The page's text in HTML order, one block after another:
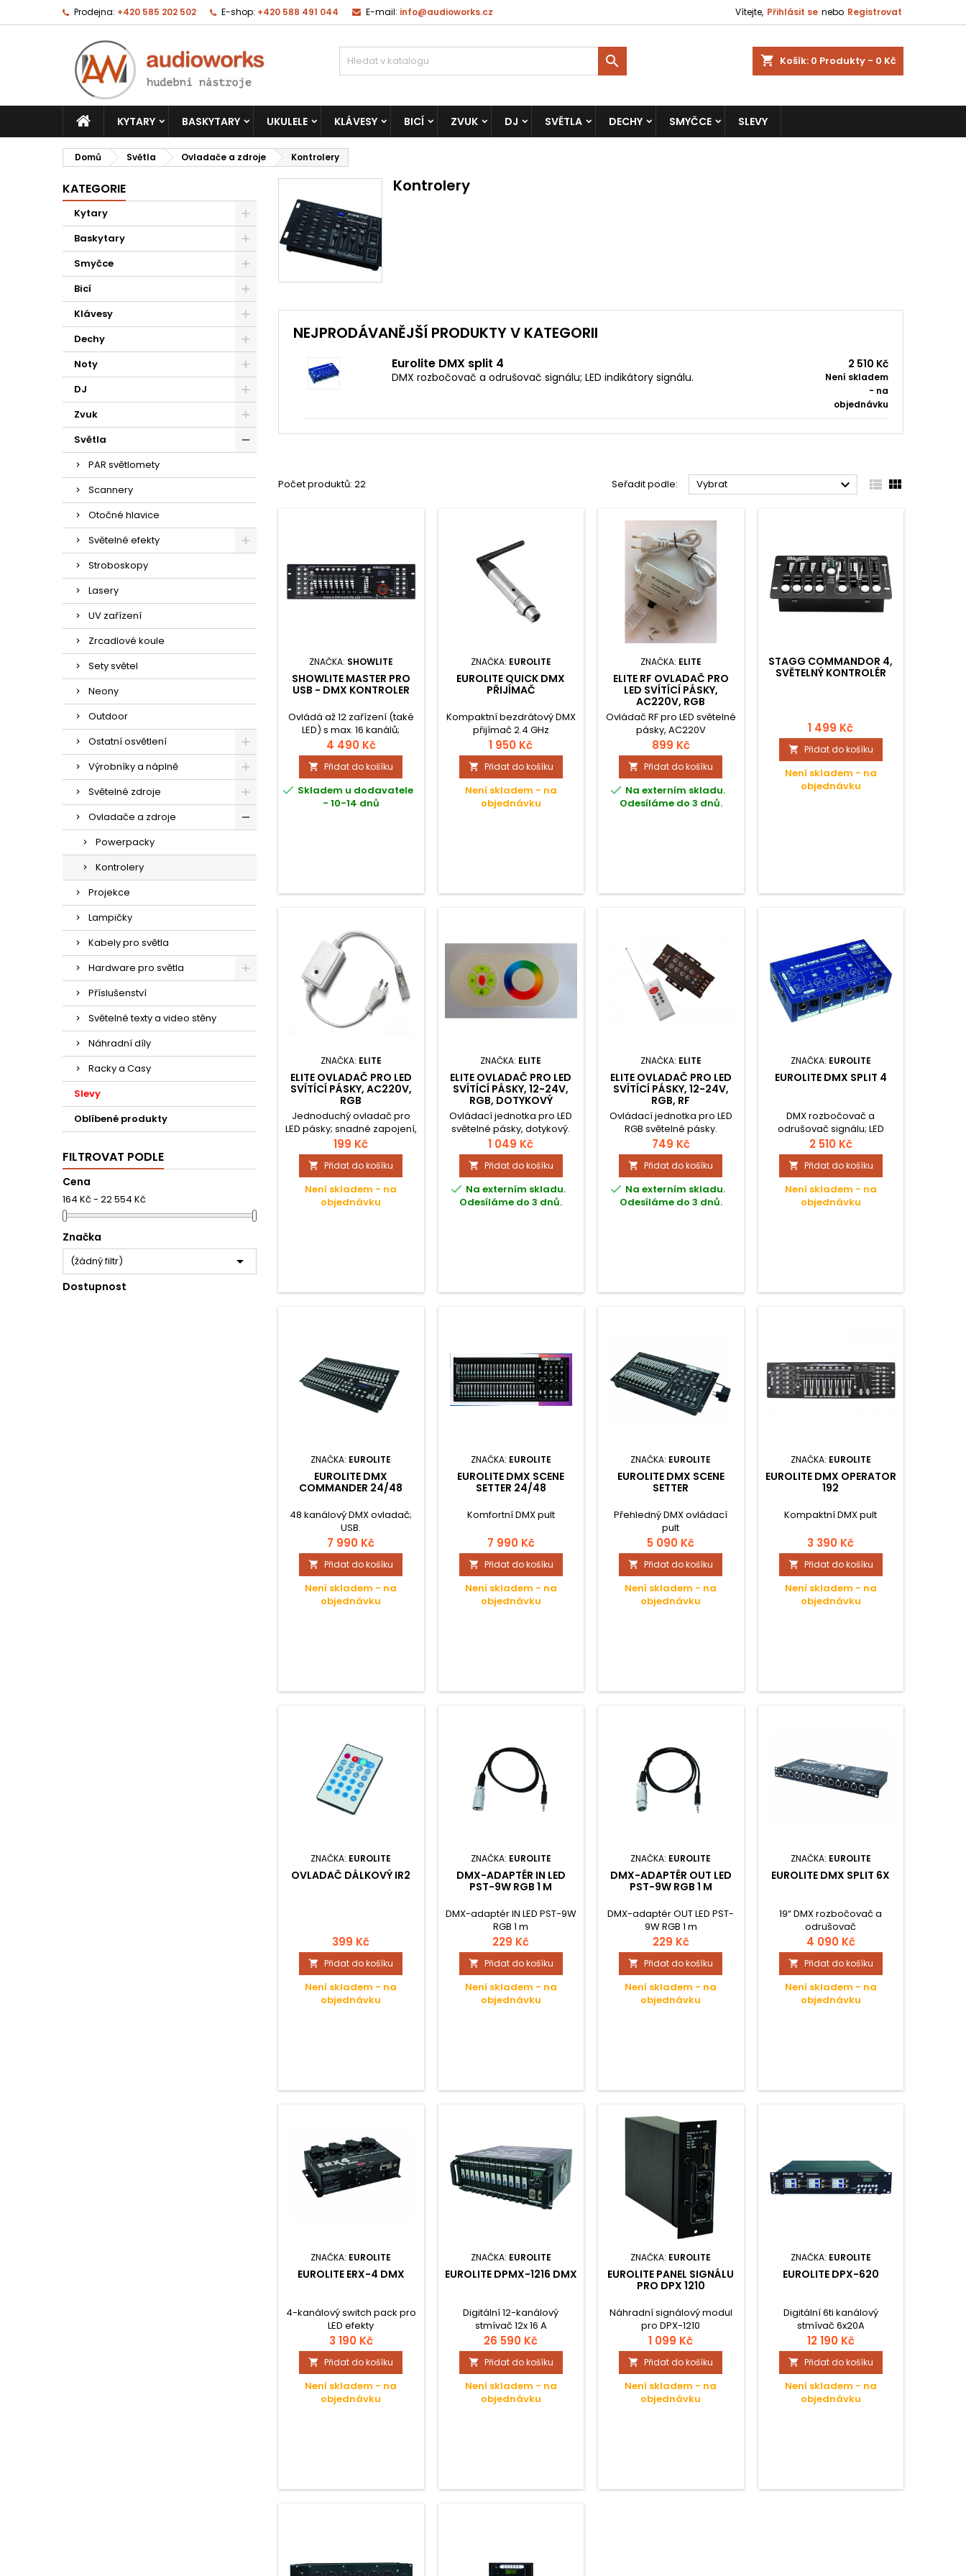
Prodejna: +420 585 202 502 E-shop: +420 588 491 044 E-mail: info@audioworks.cz Vítejte, Přihlásit se nebo Registrovat
shopping_cart Košík: 0 Produkty - 0 Kč

KYTARY BASKYTARY UKULELE KLÁVESY BICÍ ZVUK DJ SVĚTLA DECHY SMYČCE SLEVY
Domů Světla Ovladače a zdroje Kontrolery
KATEGORIE
Kytary
Baskytary
Smyčce
Bicí
Klávesy
Dechy
Noty
DJ
Zvuk
Světla
PAR světlomety
Scannery
Otočné hlavice
Světelné efekty
Stroboskopy
Lasery
UV zařízení
Zrcadlové koule
Sety světel
Neony
Outdoor
Ostatní osvětlení
Výrobníky a náplně
Světelné zdroje
Ovladače a zdroje
Powerpacky
Kontrolery
Projekce
Lampičky
Kabely pro světla
Hardware pro světla
Příslušenství
Světelné texty a video stěny
Náhradní díly
Racky a Casy
Slevy
Oblíbené produkty
FILTROVAT PODLE
Cena
164 Kč - 22 554 Kč
Značka
(žádný filtr) 
Dostupnost
Kontrolery
NEJPRODÁVANĚJŠÍ PRODUKTY V KATEGORII
Eurolite DMX split 4
DMX rozbočovač a odrušovač signálu; LED indikátory signálu.
2 510 Kč
Není skladem
- na
objednávku
Počet produktů: 22 Seřadit podle: Vybrat   
ZNAČKA: SHOWLITE
SHOWLITE MASTER PRO
USB - DMX KONTROLER
Ovládá až 12 zařízení (také
LED) s max. 16 kanálů;
Maximálně 240 scén a 6
chaserů; USB port pro
ukládání dat; Joystick pro
ovládání zařízení (tilt / pan);
Integrované ovládání
mlhového stroje
4 490 Kč
 Přidat do košíku
 Skladem u dodavatele
- 10-14 dnů
ZNAČKA: EUROLITE
EUROLITE QUICK DMX
PŘIJÍMAČ
Kompaktní bezdrátový DMX
přijímač 2.4 GHz
1 950 Kč
 Přidat do košíku
Není skladem - na
objednávku
ZNAČKA: ELITE
ELITE RF OVLADAČ PRO
LED SVÍTÍCÍ PÁSKY,
AC220V, RGB
Ovládač RF pro LED světelné
pásky, AC220V
899 Kč
 Přidat do košíku
 Na externím skladu.
Odesíláme do 3 dnů.
STAGG COMMANDOR 4,
SVĚTELNÝ KONTROLÉR
1 499 Kč
 Přidat do košíku
Není skladem - na
objednávku
ZNAČKA: ELITE
ELITE OVLADAČ PRO LED
SVÍTÍCÍ PÁSKY, AC220V,
RGB
Jednoduchý ovladač pro
LED pásky; snadné zapojení,
vestavěné programy.
199 Kč
 Přidat do košíku
Není skladem - na
objednávku
ZNAČKA: ELITE
ELITE OVLADAČ PRO LED
SVÍTÍCÍ PÁSKY, 12-24V,
RGB, DOTYKOVÝ
Ovládací jednotka pro LED
světelné pásky, dotykový.
1 049 Kč
 Přidat do košíku
 Na externím skladu.
Odesíláme do 3 dnů.
ZNAČKA: ELITE
ELITE OVLADAČ PRO LED
SVÍTÍCÍ PÁSKY, 12-24V,
RGB, RF
Ovládací jednotka pro LED
RGB světelné pásky.
749 Kč
 Přidat do košíku
 Na externím skladu.
Odesíláme do 3 dnů.
ZNAČKA: EUROLITE
EUROLITE DMX SPLIT 4
DMX rozbočovač a
odrušovač signálu; LED
indikátory signálu.
2 510 Kč
 Přidat do košíku
Není skladem - na
objednávku
ZNAČKA: EUROLITE
EUROLITE DMX
COMMANDER 24/48
48 kanálový DMX ovladač;
USB.
7 990 Kč
 Přidat do košíku
Není skladem - na
objednávku
ZNAČKA: EUROLITE
EUROLITE DMX SCENE
SETTER 24/48
Komfortní DMX pult
7 990 Kč
 Přidat do košíku
Není skladem - na
objednávku
ZNAČKA: EUROLITE
EUROLITE DMX SCENE
SETTER
Přehledný DMX ovládací
pult
5 090 Kč
 Přidat do košíku
Není skladem - na
objednávku
ZNAČKA: EUROLITE
EUROLITE DMX OPERATOR
192
Kompaktní DMX pult
3 390 Kč
 Přidat do košíku
Není skladem - na
objednávku
ZNAČKA: EUROLITE
OVLADAČ DÁLKOVÝ IR2
399 Kč
 Přidat do košíku
Není skladem - na
objednávku
ZNAČKA: EUROLITE
DMX-ADAPTÉR IN LED
PST-9W RGB 1 M
DMX-adaptér IN LED PST-9W
RGB 1 m
229 Kč
 Přidat do košíku
Není skladem - na
objednávku
ZNAČKA: EUROLITE
DMX-ADAPTÉR OUT LED
PST-9W RGB 1 M
DMX-adaptér OUT LED PST-
9W RGB 1 m
229 Kč
 Přidat do košíku
Není skladem - na
objednávku
ZNAČKA: EUROLITE
EUROLITE DMX SPLIT 6X
19“ DMX rozbočovač a
odrušovač
4 090 Kč
 Přidat do košíku
Není skladem - na
objednávku
ZNAČKA: EUROLITE
EUROLITE ERX-4 DMX
4-kanálový switch pack pro
LED efekty
3 190 Kč
 Přidat do košíku
Není skladem - na
objednávku
ZNAČKA: EUROLITE
EUROLITE DPMX-1216 DMX
Digitální 12-kanálový
stmívač 12x 16 A
26 590 Kč
 Přidat do košíku
Není skladem - na
objednávku
ZNAČKA: EUROLITE
EUROLITE PANEL SIGNÁLU
PRO DPX 1210
Náhradní signálový modul
pro DPX-1210
1 099 Kč
 Přidat do košíku
Není skladem - na
objednávku
ZNAČKA: EUROLITE
EUROLITE DPX-620
Digitální 6ti kanálový
stmívač 6x20A
12 190 Kč
 Přidat do košíku
Není skladem - na
objednávku